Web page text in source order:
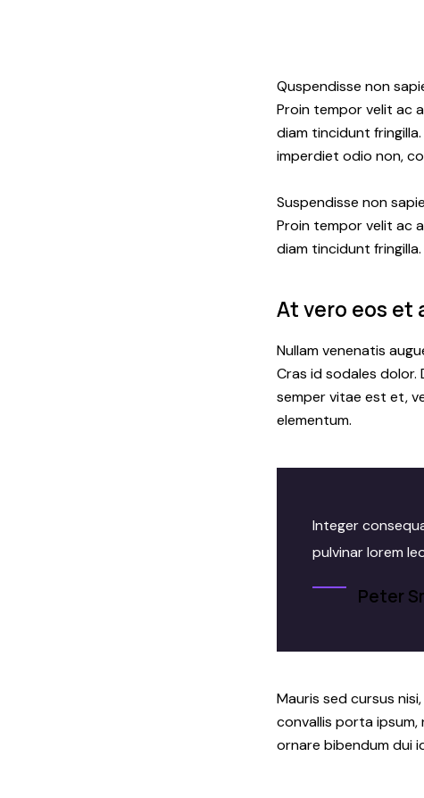
Quspendisse non
Proin tempor velit ac
diam tincidunt
imperdiet odio non,
Suspendisse non
Proin tempor velit ac
diam tincidunt
At vero eos et
Nullam venenatis
Cras id sodales dolor.
semper vitae est et,
elementum.
Integer
pulvinar lorem
Peter
Mauris sed cursus
convallis porta
ornare bibendum dui